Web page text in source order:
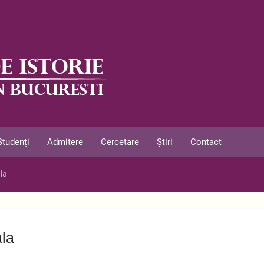
Admitere Cercetare Știri Contact